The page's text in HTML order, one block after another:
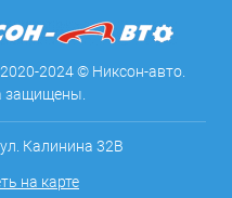
2024 © Никсон-авто.
защищены.
Калинина 32В
на карте